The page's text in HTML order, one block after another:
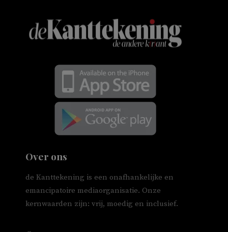
Over ons
de Kanttekening is een onafhankelijke en
emancipatoire mediaorganisatie. Onze
kernwaarden zijn: vrij, moedig en inclusief.